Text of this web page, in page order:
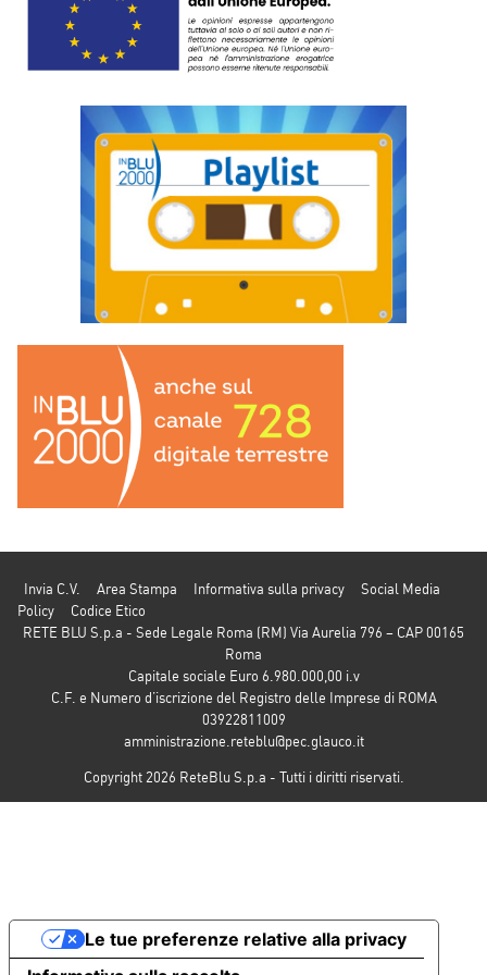
Invia C.V. Area Stampa Informativa sulla privacy
Social Media
Policy
Codice Etico
RETE BLU S.p.a - Sede Legale Roma (RM) Via Aurelia 796 – CAP 00165
Roma
Capitale sociale Euro 6.980.000,00 i.v
C.F. e Numero d’iscrizione del Registro delle Imprese di ROMA
03922811009
amministrazione.reteblu@pec.glauco.it
Copyright 2026 ReteBlu S.p.a - Tutti i diritti riservati.
Le tue preferenze relative alla privacy